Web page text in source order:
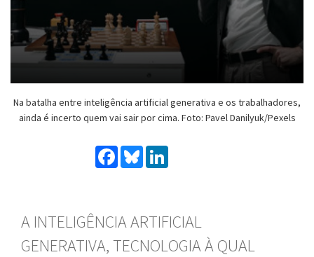
Na batalha entre inteligência artificial generativa e os trabalhadores,
ainda é incerto quem vai sair por cima. Foto: Pavel Danilyuk/Pexels
Facebook
Bluesky
A INTELIGÊNCIA ARTIFICIAL
GENERATIVA, TECNOLOGIA À QUAL